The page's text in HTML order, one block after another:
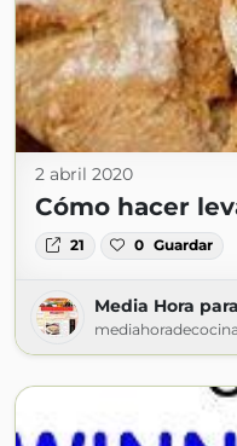
2 abril 2020
Cómo hacer
21 0 Guardar
Media Hora